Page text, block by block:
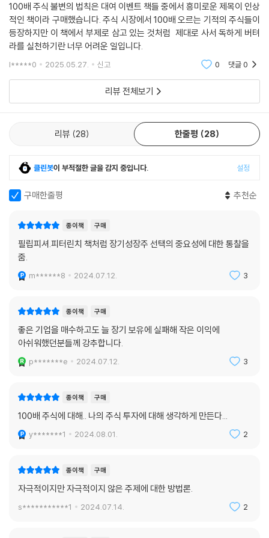
20장 “멀리 있는 것은 늘 매혹적이다”는 해외투자 가이드라인을 제시한
다. 22장 “젊은 세대를 위한 응원”에서는 10년간 100배 수익을 올린 7개
종목을 분석한다. 26장 “가치에 대한 이해”에서는 암탉과 달걀 비유로 할
는 방법”은 이익과 이익 창출력을 구분해서 설명한다. 마지막 장까지 전체
가 깊고 유익한 내용으로 꽉 차 있다.
다”고 입을 모았다. 김학균 신영증권 리서치센터장은 “원고 완독 후 ‘100
배 주식’이라는 표현에 대한 거북함이 사라졌다”며 “투자자에게 미덕이 큰
관통하는 지혜와 영감을 주는 책”(홍진채 라쿤자산운용 대표)이며 “100
사업부 대표)이라고 호평했다.
100배 주식 불변의 법칙은 대여 이벤트 책들 중에서 흥미로운 제목이 인상
적인 책이라 구매했습니다. 주식 시장에서 100배 오르는 기적의 주식들이
등장하지만 이 책에서 부제로 삼고 있는 것처럼 제대로 사서 독하게 버텨
라를 실천하기란 너무 어려운 일입니다.
l*****0 2025.05.27. 신고 0 댓글0
리뷰 전체보기
리뷰 28 한줄평 28
클린봇이 부적절한 글을 감지 중입니다. 설정
구매한줄평 추천순
종이책 구매
필립피셔.피터린치 책처럼 장기성장주 선택의 중요성에 대한 통찰을
줌.
m******8 2024.07.12. 3
종이책 구매
좋은 기업을 매수하고도 늘 장기 보유에 실패해 작은 이익에
아쉬워했던분들께 강추합니다.
p*******e 2024.07.12. 3
종이책 구매
100배 주식에 대해.. 나의 주식 투자에 대해 생각하게 만든다...
y*******1 2024.08.01. 2
종이책 구매
자극적이지만 자극적이지 않은 주제에 대한 방법론.
s***********1 2024.07.14. 2